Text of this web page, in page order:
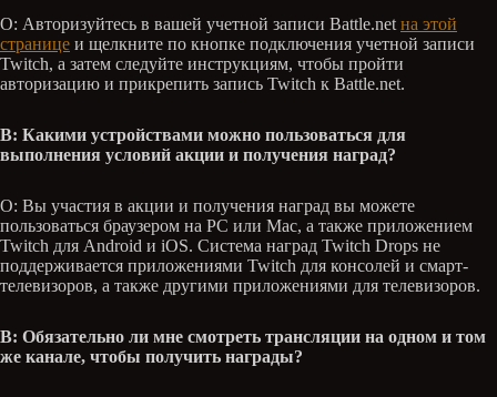
О: Авторизуйтесь в вашей учетной записи Battle.net на этой
странице и щелкните по кнопке подключения учетной записи
Twitch, а затем следуйте инструкциям, чтобы пройти
авторизацию и прикрепить запись Twitch к Battle.net.
В: Какими устройствами можно пользоваться для
выполнения условий акции и получения наград?
О: Вы участия в акции и получения наград вы можете
пользоваться браузером на PC или Mac, а также приложением
Twitch для Android и iOS. Система наград Twitch Drops не
поддерживается приложениями Twitch для консолей и смарт-
телевизоров, а также другими приложениями для телевизоров.
В: Обязательно ли мне смотреть трансляции на одном и том
же канале, чтобы получить награды?